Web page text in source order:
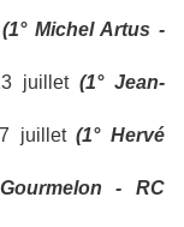
(1° Michel Artus -
juillet (1° Jean-
juillet(1° Hervé
- RC